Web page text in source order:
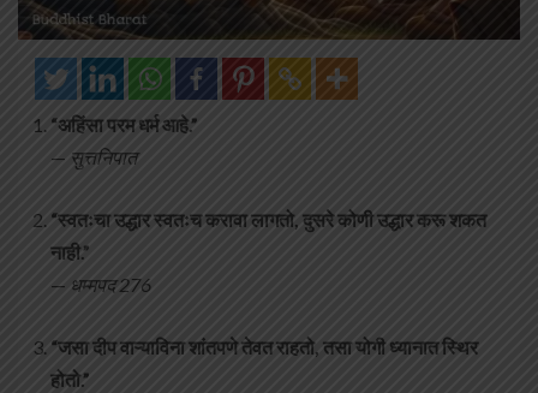
“अहिंसा परम धर्म आहे.”
— सुत्तनिपात
“स्वतःचा उद्धार स्वतःच करावा लागतो, दुसरे कोणी उद्धार करू शकत
नाही.”
— धम्मपद 276
“जसा दीप वाऱ्याविना शांतपणे तेवत राहतो, तसा योगी ध्यानात स्थिर
होतो.”